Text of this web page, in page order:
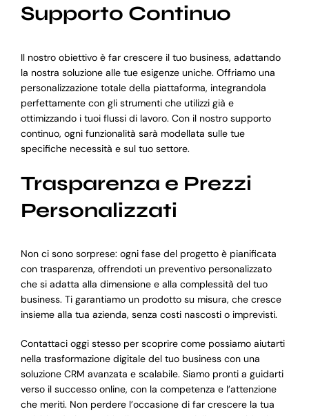
Supporto Continuo
Il nostro obiettivo è far crescere il tuo business, adattando
la nostra soluzione alle tue esigenze uniche. Offriamo una
personalizzazione totale della piattaforma, integrandola
perfettamente con gli strumenti che utilizzi già e
ottimizzando i tuoi flussi di lavoro. Con il nostro supporto
continuo, ogni funzionalità sarà modellata sulle tue
specifiche necessità e sul tuo settore.
Trasparenza e Prezzi
Personalizzati
Non ci sono sorprese: ogni fase del progetto è pianificata
con trasparenza, offrendoti un preventivo personalizzato
che si adatta alla dimensione e alla complessità del tuo
business. Ti garantiamo un prodotto su misura, che cresce
insieme alla tua azienda, senza costi nascosti o imprevisti.
Contattaci oggi stesso per scoprire come possiamo aiutarti
nella trasformazione digitale del tuo business con una
soluzione CRM avanzata e scalabile. Siamo pronti a guidarti
verso il successo online, con la competenza e l’attenzione
che meriti. Non perdere l’occasione di far crescere la tua